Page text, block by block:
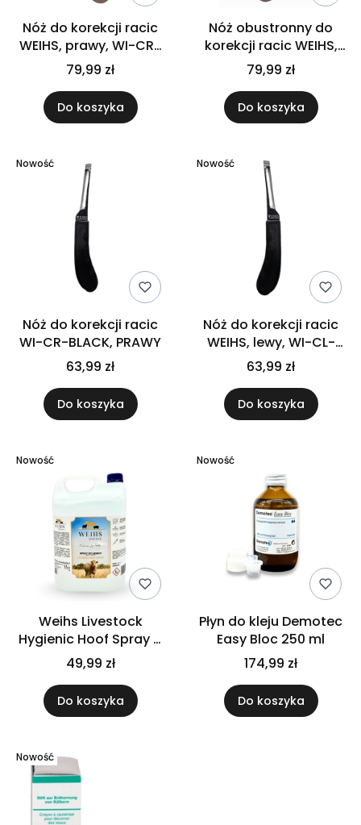
Nóż do korekcji racic
WEIHS, prawy, WI-CR-
12003
79,99 zł
Do koszyka
Nóż obustronny do
korekcji racic WEIHS,
lewy, WI-CDL-12001
79,99 zł
Do koszyka
Nowość
Nóż do korekcji racic
WI-CR-BLACK, PRAWY
63,99 zł
Do koszyka
Nowość
Nóż do korekcji racic
WEIHS, lewy, WI-CL-
BLACK
63,99 zł
Do koszyka
Nowość
Weihs Livestock
Hygienic Hoof Spray –
Refill 5L
49,99 zł
Do koszyka
Nowość
Płyn do kleju Demotec
Easy Bloc 250 ml
174,99 zł
Do koszyka
Nowość